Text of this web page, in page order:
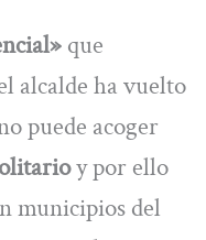
que
alcalde ha vuelto
puede acoger
y por ello
municipios del